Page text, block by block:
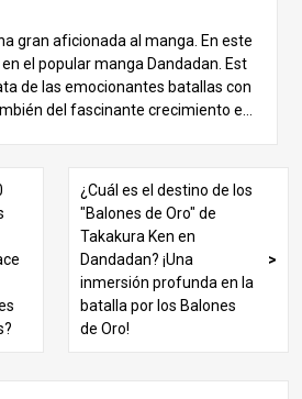
gran aficionada al manga. En este
el popular manga Dandadan. Est
de las emocionantes batallas con
del fascinante crecimiento e
y siguiendo la emocionant
Exploremos juntos este mun
Ayase y su primer amor La historia
con la confusión emocional de
el corazón roto tras ser abandonad
¿Cuál es el destino de los
"Balones de Oro" de
Takakura Ken en
Dandadan? ¡Una
inmersión profunda en la
batalla por los Balones
de Oro!